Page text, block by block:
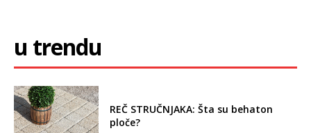
u trendu
REČ STRUČNJAKA: Šta su behaton
ploče?